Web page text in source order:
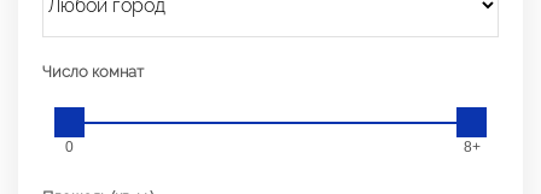
Число комнат
0 8+